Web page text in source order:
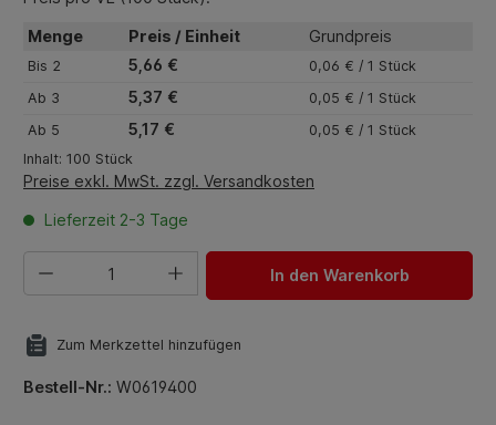
Menge Preis / Einheit Grundpreis
Bis 2 5,66 €
0,06 € / 1 Stück
Ab 3 5,37 €
0,05 € / 1 Stück
Ab 5 5,17 €
0,05 € / 1 Stück
Inhalt: 100 Stück
Preise exkl. MwSt. zzgl. Versandkosten
Lieferzeit 2-3 Tage
Produkt Anzahl: Gib den gewünschten Wert ein oder
In den Warenkorb
Zum Merkzettel hinzufügen
Bestell-Nr.: W0619400